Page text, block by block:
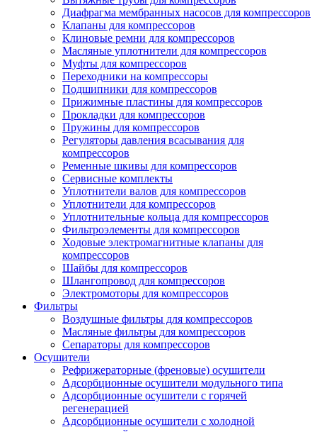
Диафрагма мембранных насосов для компрессоров
Клапаны для компрессоров
Клиновые ремни для компрессоров
Масляные уплотнители для компрессоров
Муфты для компрессоров
Переходники на компрессоры
Подшипники для компрессоров
Прижимные пластины для компрессоров
Прокладки для компрессоров
Пружины для компрессоров
Регуляторы давления всасывания для
компрессоров
Ременные шкивы для компрессоров
Сервисные комплекты
Уплотнители валов для компрессоров
Уплотнители для компрессоров
Уплотнительные кольца для компрессоров
Фильтроэлементы для компрессоров
Ходовые электромагнитные клапаны для
компрессоров
Шайбы для компрессоров
Шлангопровод для компрессоров
Электромоторы для компрессоров
Фильтры
Воздушные фильтры для компрессоров
Масляные фильтры для компрессоров
Сепараторы для компрессоров
Осушители
Рефрижераторные (френовые) осушители
Адсорбционные осушители модульного типа
Адсорбционные осушители с горячей
регенерацией
Адсорбционные осушители с холодной